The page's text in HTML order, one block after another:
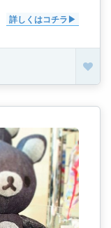
詳しくはコチラ